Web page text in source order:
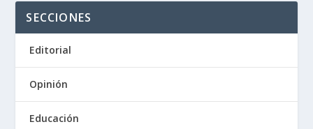
SECCIONES
Editorial
Opinión
Educación